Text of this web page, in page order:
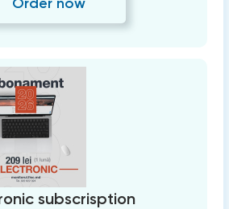
subscrisption